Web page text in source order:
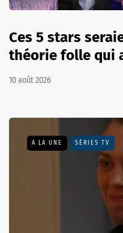
Ces 5 stars
théorie folle qui
10 août 2026
A LA UNE SÉRIES TV